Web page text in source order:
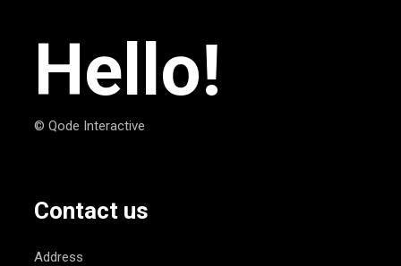
Hello!
© Qode Interactive
Contact us
Address